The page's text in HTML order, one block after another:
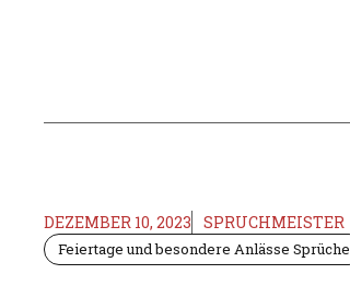
DEZEMBER 10, 2023 SPRUCHMEISTER
Feiertage und besondere Anlässe Sprüche